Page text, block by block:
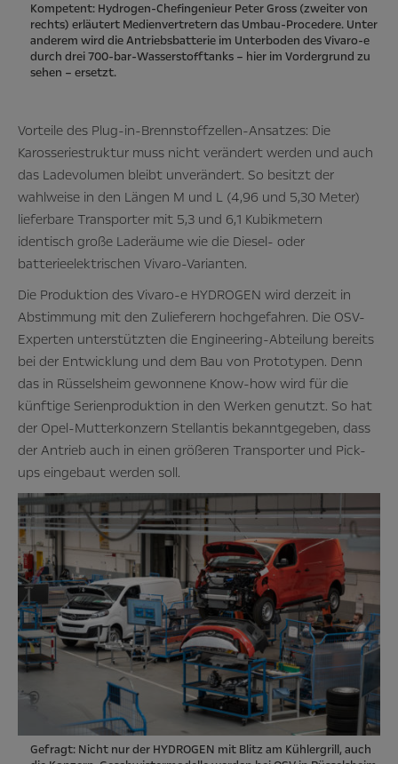
Kompetent: Hydrogen-Chefingenieur Peter Gross (zweiter von
rechts) erläutert Medienvertretern das Umbau-Procedere. Unter
anderem wird die Antriebsbatterie im Unterboden des Vivaro-e
durch drei 700-bar-Wasserstofftanks – hier im Vordergrund zu
sehen – ersetzt.
Vorteile des Plug-in-Brennstoffzellen-Ansatzes: Die
Karosseriestruktur muss nicht verändert werden und auch
das Ladevolumen bleibt unverändert. So besitzt der
wahlweise in den Längen M und L (4,96 und 5,30 Meter)
lieferbare Transporter mit 5,3 und 6,1 Kubikmetern
identisch große Laderäume wie die Diesel- oder
batterieelektrischen Vivaro-Varianten.
Die Produktion des Vivaro-e HYDROGEN wird derzeit in
Abstimmung mit den Zulieferern hochgefahren. Die OSV-
Experten unterstützten die Engineering-Abteilung bereits
bei der Entwicklung und dem Bau von Prototypen. Denn
das in Rüsselsheim gewonnene Know-how wird für die
künftige Serienproduktion in den Werken genutzt. So hat
der Opel-Mutterkonzern Stellantis bekanntgegeben, dass
der Antrieb auch in einen größeren Transporter und Pick-
ups eingebaut werden soll.
Gefragt: Nicht nur der HYDROGEN mit Blitz am Kühlergrill, auch